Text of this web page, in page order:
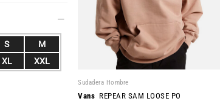
Sudadera Hombre
Vans REPEAR SAM LOOSE PO
S
M
XL XXL